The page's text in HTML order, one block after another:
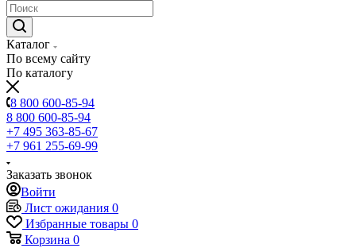
Каталог
По всему сайту
По каталогу
8 800 600-85-94
8 800 600-85-94
+7 495 363-85-67
+7 961 255-69-99
Заказать звонок
Войти
Лист ожидания 0
Избранные товары 0
Корзина 0